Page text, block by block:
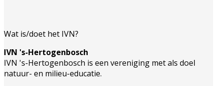
Wat is/doet het IVN?
IVN 's-Hertogenbosch
IVN 's-Hertogenbosch is een vereniging met als doel
natuur- en milieu-educatie.